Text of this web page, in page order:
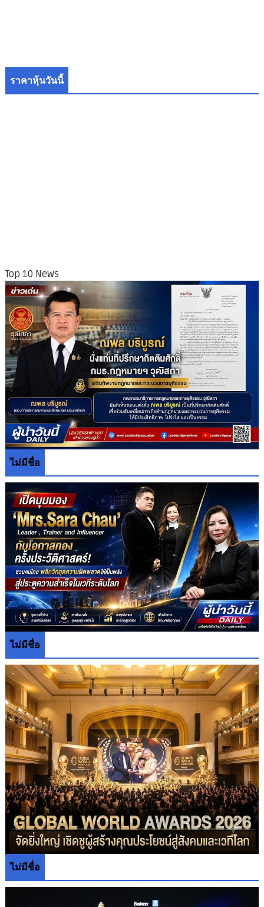
ราคาหุ้นวันนี้
Top 10 News
ไม่มีชื่อ
ไม่มีชื่อ
ไม่มีชื่อ